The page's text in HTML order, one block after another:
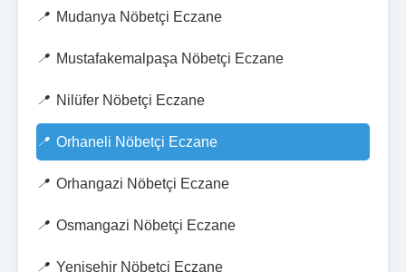
Mudanya Nöbetçi Eczane
Mustafakemalpaşa Nöbetçi Eczane
Nilüfer Nöbetçi Eczane
Orhaneli Nöbetçi Eczane
Orhangazi Nöbetçi Eczane
Osmangazi Nöbetçi Eczane
Yenişehir Nöbetçi Eczane